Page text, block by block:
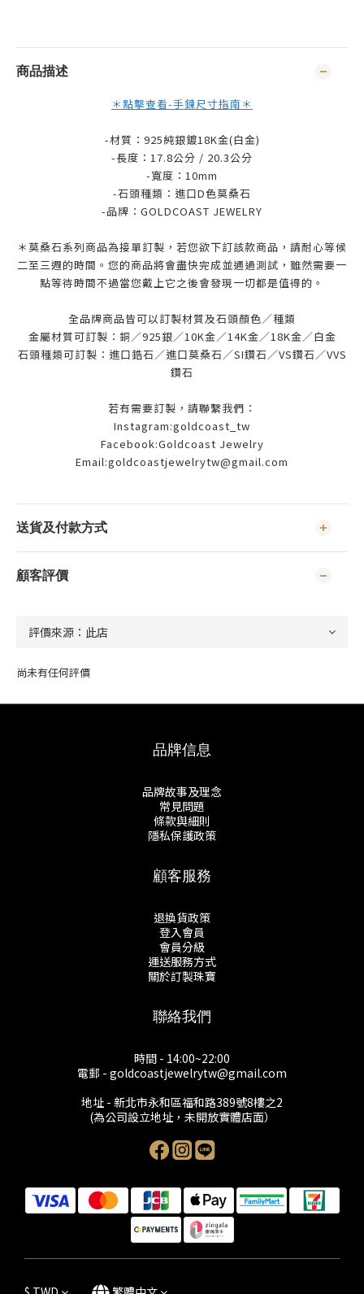
商品描述
＊點擊查看-手鍊尺寸指南＊
-材質：925純銀鍍18K金(白金)
-長度：17.8公分 / 20.3公分
-寬度：10mm
-石頭種類：進口D色莫桑石
-品牌： GOLDCOAST JEWELRY
＊莫桑石系列商品為接單訂製，若您欲下訂該款商品，請耐心等候
二至三週的時間。您的商品將會盡快完成並通過測試，雖然需要一
點等待時間不過當您戴上它之後會發現一切都是值得的。
全品牌商品皆可以訂製材質及石頭顏色／種類
金屬材質可訂製：銅／925銀／10K金／14K金／18K金／白金
石頭種類可訂製：進口鋯石／進口莫桑石／SI鑽石／VS鑽石／VVS
鑽石
若有需要訂製，請聯繫我們：
Instagram:goldcoast_tw
Facebook:Goldcoast Jewelry
Email:goldcoastjewelrytw@gmail.com
送貨及付款方式
顧客評價
尚未有任何評價
品牌信息
品牌故事及理念
常見問題
條款與細則
隱私保護政策
顧客服務
退換貨政策
登入會員
會員分級
運送服務方式
關於訂製珠寶
聯絡我們
時間 - 14:00~22:00
電郵 - goldcoastjewelrytw@gmail.com
地址 - 新北市永和區福和路389號8樓之2
(為公司設立地址，未開放實體店面）